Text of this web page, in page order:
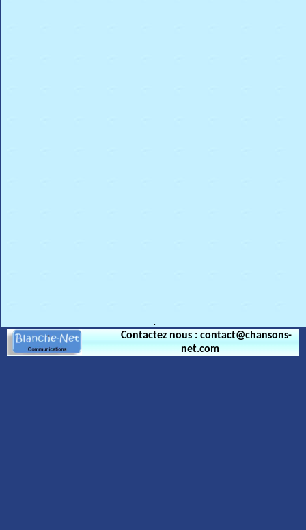
Contactez nous : contact@chansons-
net.com